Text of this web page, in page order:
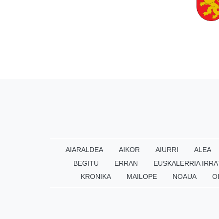
AIARALDEA AIKOR AIURRI ALEA
BEGITU
ERRAN EUSKALERRIA
KRONIKA
MAILOPE NOAUA